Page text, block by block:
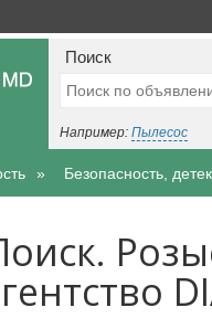
Поиск
Например: Пылесос
Безопасность,